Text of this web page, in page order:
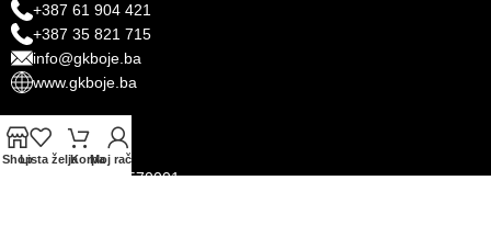
+387 61 904 421
+387 35 821 715
info@gkboje.ba
www.gkboje.ba
RAČUNI
ID broj: 4209097570001​
ShopLista željaKorpaMoj račun